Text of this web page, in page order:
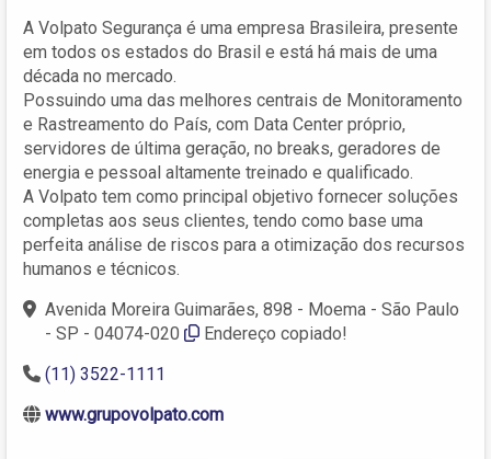
A Volpato Segurança é uma empresa Brasileira, presente
em todos os estados do Brasil e está há mais de uma
década no mercado.
Possuindo uma das melhores centrais de Monitoramento
e Rastreamento do País, com Data Center próprio,
servidores de última geração, no breaks, geradores de
energia e pessoal altamente treinado e qualificado.
A Volpato tem como principal objetivo fornecer soluções
completas aos seus clientes, tendo como base uma
perfeita análise de riscos para a otimização dos recursos
humanos e técnicos.
Avenida Moreira Guimarães, 898 - Moema - São Paulo
- SP - 04074-020
Endereço copiado!
(11) 3522-1111
www.grupovolpato.com